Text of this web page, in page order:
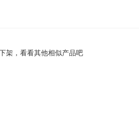
架，看看其他相似产品吧